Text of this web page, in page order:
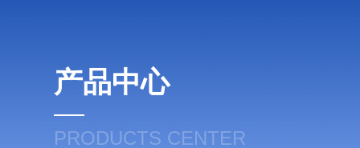
产品中心
PRODUCTS CENTER